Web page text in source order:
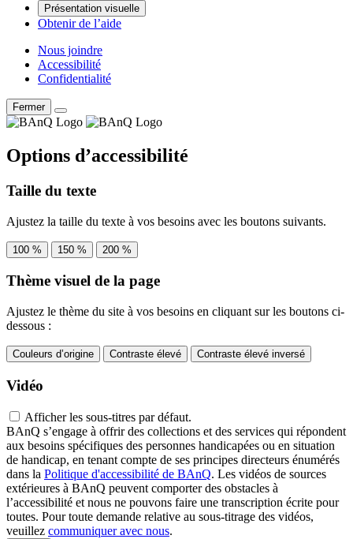
Présentation visuelle
Obtenir de l’aide
Nous joindre
Accessibilité
Confidentialité
Fermer
Options d’accessibilité
Taille du texte
Ajustez la taille du texte à vos besoins avec les boutons suivants.
100 % 150 % 200 %
Thème visuel de la page
Ajustez le thème du site à vos besoins en cliquant sur les boutons ci-
dessous :
Couleurs d’origine Contraste élevé Contraste élevé inversé
Vidéo
Afficher les sous-titres par défaut.
BAnQ s’engage à offrir des collections et des services qui répondent
aux besoins spécifiques des personnes handicapées ou en situation
de handicap, en tenant compte de ses principes directeurs énumérés
dans la Politique d'accessibilité de BAnQ. Les vidéos de sources
extérieures à BAnQ peuvent comporter des obstacles à
l’accessibilité et nous ne pouvons faire une transcription écrite pour
toutes. Pour toute demande relative au sous-titrage des vidéos,
veuillez communiquer avec nous.